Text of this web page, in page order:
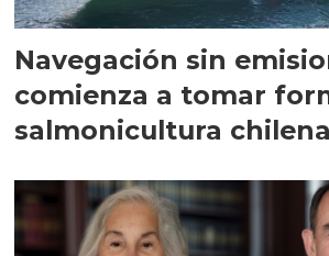
Navegación sin
comienza a tomar
salmonicultura chilena